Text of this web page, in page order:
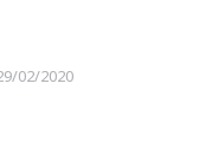
02/2020